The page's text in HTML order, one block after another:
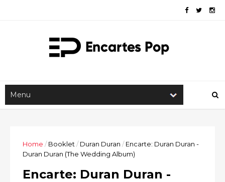
Home / Booklet / Duran Duran / Encarte: Duran Duran -
Duran Duran (The Wedding Album)
Encarte: Duran Duran -